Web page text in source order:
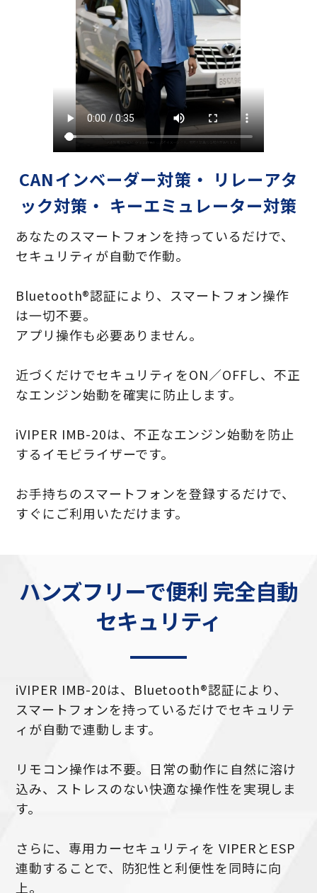
CANインベーダー対策・ リレーアタ
ック対策・ キーエミュレーター対策
あなたのスマートフォンを持っているだけで、
セキュリティが自動で作動。
Bluetooth®認証により、スマートフォン操作
は一切不要。
アプリ操作も必要ありません。
近づくだけでセキュリティをON／OFFし、不正
なエンジン始動を確実に防止します。
iVIPER IMB-20は、不正なエンジン始動を防止
するイモビライザーです。
お手持ちのスマートフォンを登録するだけで、
すぐにご利用いただけます。
ハンズフリーで便利 完全自動
セキュリティ
iVIPER IMB-20は、Bluetooth®認証により、
スマートフォンを持っているだけでセキュリテ
ィが自動で連動します。
リモコン操作は不要。日常の動作に自然に溶け
込み、ストレスのない快適な操作性を実現しま
す。
さらに、専用カーセキュリティを VIPERとESP
連動することで、防犯性と利便性を同時に向
上。